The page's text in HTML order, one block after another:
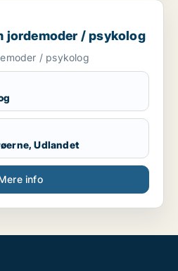
/ psykolog
jordemoder / psykolog
/ psykolog
Udlandet
info